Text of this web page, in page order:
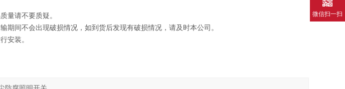
量请不要质疑。
期间不会出现破损情况，如到货后发现有破损情况，请及时本公司。
安装。
微信扫一扫